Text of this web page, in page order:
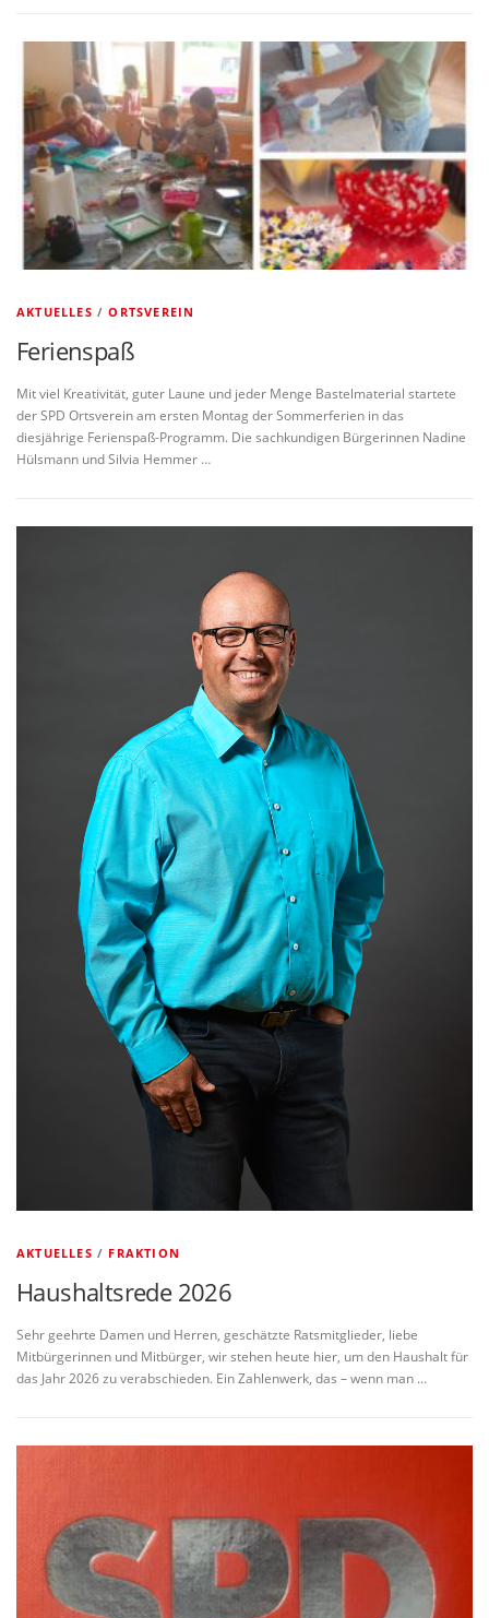
AKTUELLES /ORTSVEREIN
Ferienspaß
Mit viel Kreativität, guter Laune und jeder Menge Bastelmaterial startete
der SPD Ortsverein am ersten Montag der Sommerferien in das
diesjährige Ferienspaß-Programm. Die sachkundigen Bürgerinnen Nadine
Hülsmann und Silvia Hemmer …
AKTUELLES / FRAKTION
Haushaltsrede 2026
Sehr geehrte Damen und Herren, geschätzte Ratsmitglieder, liebe
Mitbürgerinnen und Mitbürger, wir stehen heute hier, um den Haushalt für
das Jahr 2026 zu verabschieden. Ein Zahlenwerk, das – wenn man …